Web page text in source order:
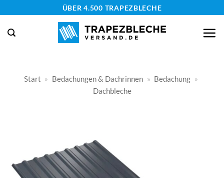
springen
ÜBER 4.500 TRAPEZBLECHE
Start » Bedachungen & Dachrinnen » Bedachung »
Dachbleche